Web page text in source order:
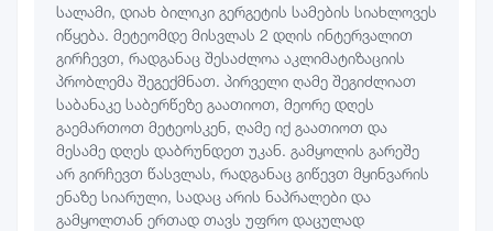
სალამი, დიახ ბილიკი გერგეტის სამების სიახლოვეს
იწყება. მეტეომდე მისვლას 2 დღის ინტერვალით
გირჩევთ, რადგანაც შესაძლოა აკლიმატიზაციის
პრობლემა შეგექმნათ. პირველი ღამე შეგიძლიათ
საბანაკე საბერწეზე გაათიოთ, მეორე დღეს
გაემართოთ მეტეოსკენ, ღამე იქ გაათიოთ და
მესამე დღეს დაბრუნდეთ უკან. გამყოლის გარეშე
არ გირჩევთ წასვლას, რადგანაც გიწევთ მყინვარის
ენაზე სიარული, სადაც არის ნაპრალები და
გამყოლთან ერთად თავს უფრო დაცულად